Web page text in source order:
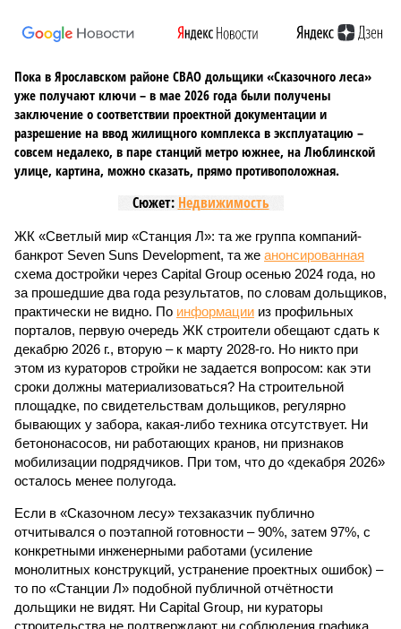
Пока в Ярославском районе СВАО дольщики «Сказочного леса»
уже получают ключи – в мае 2026 года были получены
заключение о соответствии проектной документации и
разрешение на ввод жилищного комплекса в эксплуатацию –
совсем недалеко, в паре станций метро южнее, на Люблинской
улице, картина, можно сказать, прямо противоположная.
Сюжет: Недвижимость
ЖК «Светлый мир «Станция Л»: та же группа компаний-
банкрот Seven Suns Development, та же анонсированная
схема достройки через Capital Group осенью 2024 года, но
за прошедшие два года результатов, по словам дольщиков,
практически не видно. По информации из профильных
порталов, первую очередь ЖК строители обещают сдать к
декабрю 2026 г., вторую – к марту 2028-го. Но никто при
этом из кураторов стройки не задается вопросом: как эти
сроки должны материализоваться? На строительной
площадке, по свидетельствам дольщиков, регулярно
бывающих у забора, какая-либо техника отсутствует. Ни
бетононасосов, ни работающих кранов, ни признаков
мобилизации подрядчиков. При том, что до «декабря 2026»
осталось менее полугода.
Если в «Сказочном лесу» техзаказчик публично
отчитывался о поэтапной готовности – 90%, затем 97%, с
конкретными инженерными работами (усиление
монолитных конструкций, устранение проектных ошибок) –
то по «Станции Л» подобной публичной отчётности
дольщики не видят. Ни Capital Group, ни кураторы
строительства не подтверждают ни соблюдения графика